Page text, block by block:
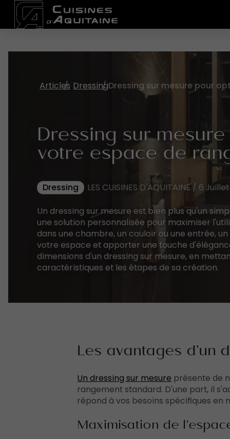
Articles Dressing
Dressing sur
votre espace de
Dressing
LES CUISINES D'AQUITAINE / 6
Un dressing sur mesure est bien plus qu'un
une solution personnalisée pour maximiser
dans une chambre, un couloir ou une entrée,
votre espace et apporter une touche
dimensions d'un dressing sur mesure, en
caractéristiques et les étapes de sa création.
Les avantages d’un
Un dressing sur mesure présente de
rangement standard. D'une part, il
répond à vos besoins spécifiques en
Maximisation de